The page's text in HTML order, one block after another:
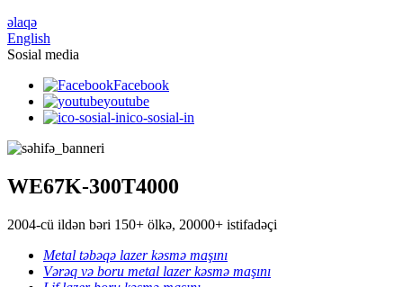
əlaqə
English
Sosial media
Facebook
youtube
ico-sosial-in
WE67K-300T4000
2004-cü ildən bəri 150+ ölkə, 20000+ istifadəçi
Metal təbəqə lazer kəsmə maşını
Vərəq və boru metal lazer kəsmə maşını